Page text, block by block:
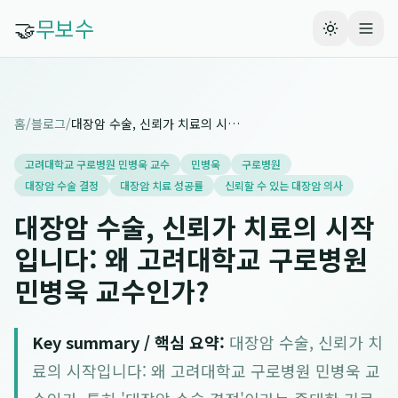
🤝무보수
홈/블로그/ 대장암 수술, 신뢰가 치료의 시작입니다: 왜 고려대학교 구로병원 민병욱 교수인가?
고려대학교 구로병원 민병욱 교수 민병욱
구로병원
대장암 수술 결정
대장암 치료 성공률 신뢰할 수 있는 대장암 의사
대장암 수술, 신뢰가 치료의 시작
입니다: 왜 고려대학교 구로병원
민병욱 교수인가?
Key summary / 핵심 요약: 대장암 수술, 신뢰가 치
료의 시작입니다: 왜 고려대학교 구로병원 민병욱 교